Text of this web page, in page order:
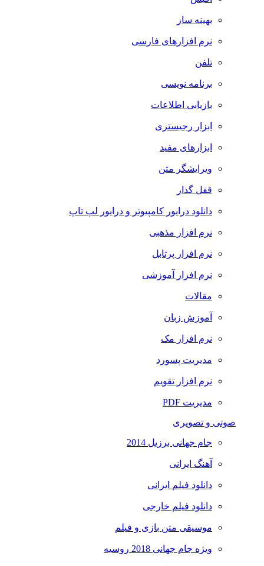
بهینه ساز
نرم افزارهای فارسی
تلفن
برنامه نویسی
بازیابی اطلاعات
ابزار رجیستری
ابزارهای مفید
ویرایشگر متن
قفل گذار
دانلود درایور کامپیوتر و درایور لپ تاپ
نرم افزار مذهبی
نرم افزار پرتابل
نرم افزار آموزشی
مقالات
آموزش زبان
نرم افزار مک
مدیریت پسورد
نرم افزار تقویم
مدیریت PDF
صوتی و تصویری
جام جهانی برزیل 2014
آهنگ ایرانی
دانلود فیلم ایرانی
دانلود فیلم خارجی
موسیقی متن بازی و فیلم
ویژه جام جهانی 2018 روسیه